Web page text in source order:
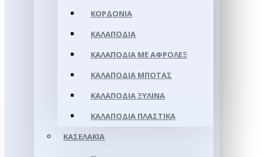
ΚΟΡΔΌΝΙΑ
ΚΑΛΑΠΌΔΙΑ
ΚΑΛΑΠΌΔΙΑ ΜΕ ΑΦΡΟΛΕΞ
ΚΑΛΑΠΌΔΙΑ ΜΠΌΤΑΣ
ΚΑΛΑΠΌΔΙΑ ΞΎΛΙΝΑ
ΚΑΛΑΠΌΔΙΑ ΠΛΑΣΤΙΚΆ
ΚΑΣΕΛΆΚΙΑ